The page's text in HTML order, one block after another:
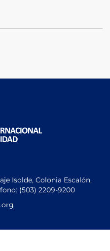
Isolde, Colonia Escalón,
(503) 2209-9200